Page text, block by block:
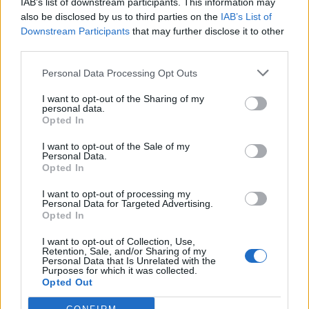
also be disclosed by us to third parties on the IAB’s List of
Downstream Participants that may further disclose it to other
Personal Data Processing Opt Outs
I want to opt-out of the Sharing of my
personal data.
Opted In
I want to opt-out of the Sale of my
Personal Data.
Opted In
I want to opt-out of processing my
Personal Data for Targeted Advertising.
Opted In
I want to opt-out of Collection, Use,
Retention, Sale, and/or Sharing of my
Personal Data that Is Unrelated with the
Purposes for which it was collected.
Opted Out